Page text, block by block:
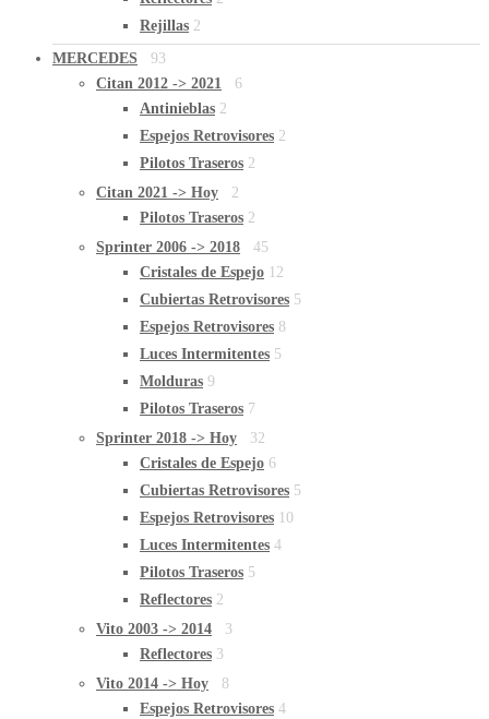
Rejillas 2
MERCEDES
93
Citan 2012 -> 2021
6
Antinieblas 2
Espejos Retrovisores 2
Pilotos Traseros 2
Citan 2021 -> Hoy
2
Pilotos Traseros 2
Sprinter 2006 -> 2018
45
Cristales de Espejo 12
Cubiertas Retrovisores 5
Espejos Retrovisores 8
Luces Intermitentes 5
Molduras 9
Pilotos Traseros 7
Sprinter 2018 -> Hoy
32
Cristales de Espejo 6
Cubiertas Retrovisores 5
Espejos Retrovisores 10
Luces Intermitentes 4
Pilotos Traseros 5
Reflectores 2
Vito 2003 -> 2014
3
Reflectores 3
Vito 2014 -> Hoy
8
Espejos Retrovisores 4